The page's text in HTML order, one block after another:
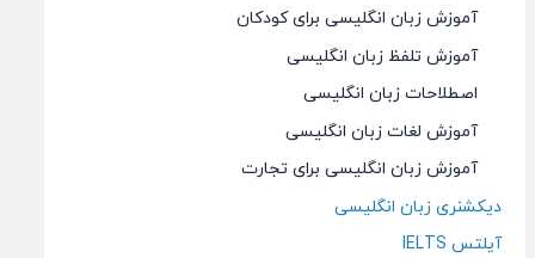
آموزش زبان انگلیسی برای کودکان
آموزش تلفظ زبان انگلیسی
اصطلاحات زبان انگلیسی
آموزش لغات زبان انگلیسی
آموزش زبان انگلیسی برای تجارت
دیکشنری زبان انگلیسی
آیلتس IELTS